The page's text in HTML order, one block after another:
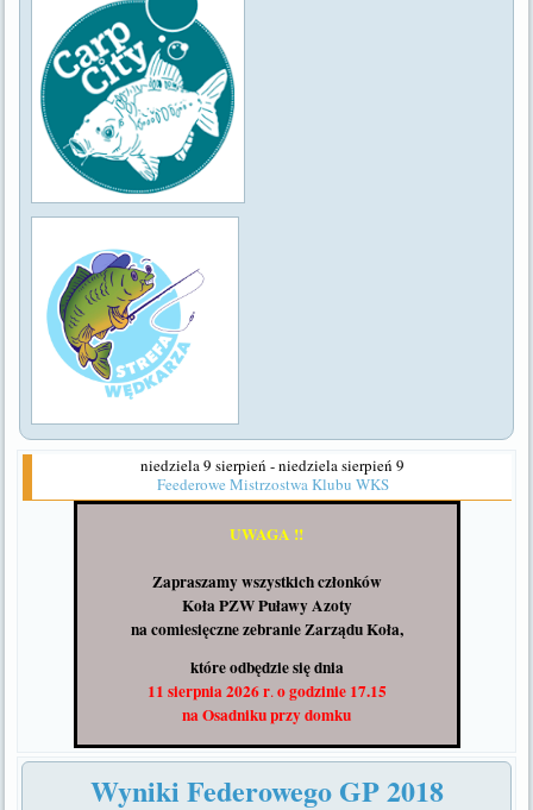
niedziela 9 sierpień - niedziela sierpień 9
Feederowe Mistrzostwa Klubu WKS
UWAGA !!
Zapraszamy wszystkich członków
Koła PZW Puławy Azoty
na comiesięczne zebranie Zarządu Koła,
które odbędzie się dnia
11 sierpnia 2026 r.o godzinie 17.15
na Osadnikuprzy domku
Wyniki Federowego GP 2018